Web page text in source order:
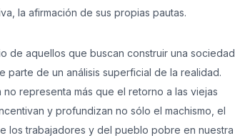
la afirmación de sus propias pautas.
de aquellos que buscan construir una sociedad
de un análisis superficial de la realidad.
representa más que el retorno a las viejas
y profundizan no sólo el machismo, el
los trabajadores y del pueblo pobre en nuestra